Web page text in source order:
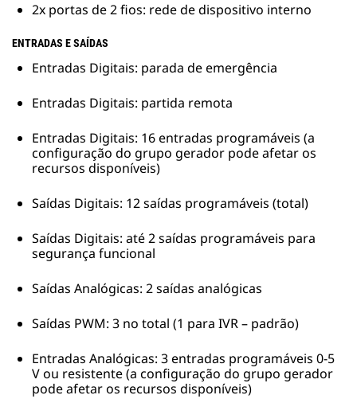
2x portas de 2 fios: rede de dispositivo interno
ENTRADAS E SAÍDAS
Entradas Digitais: parada de emergência
Entradas Digitais: partida remota
Entradas Digitais: 16 entradas programáveis (a
configuração do grupo gerador pode afetar os
recursos disponíveis)
Saídas Digitais: 12 saídas programáveis (total)
Saídas Digitais: até 2 saídas programáveis para
segurança funcional
Saídas Analógicas: 2 saídas analógicas
Saídas PWM: 3 no total (1 para IVR – padrão)
Entradas Analógicas: 3 entradas programáveis 0-5
V ou resistente (a configuração do grupo gerador
pode afetar os recursos disponíveis)